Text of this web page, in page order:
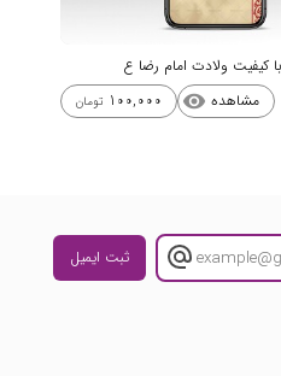
کیفیت ولادت امام رضا ع
مشاهده visibility
100,000 تومان
ثبت ایمیل